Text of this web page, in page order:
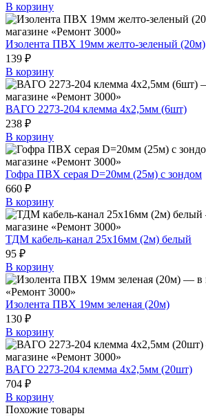
В корзину
Изолента ПВХ 19мм желто-зеленый (20м)
139 ₽
В корзину
ВАГО 2273-204 клемма 4х2,5мм (6шт)
238 ₽
В корзину
Гофра ПВХ серая D=20мм (25м) с зондом
660 ₽
В корзину
ТДМ кабель-канал 25х16мм (2м) белый
95 ₽
В корзину
Изолента ПВХ 19мм зеленая (20м)
130 ₽
В корзину
ВАГО 2273-204 клемма 4х2,5мм (20шт)
704 ₽
В корзину
Похожие товары